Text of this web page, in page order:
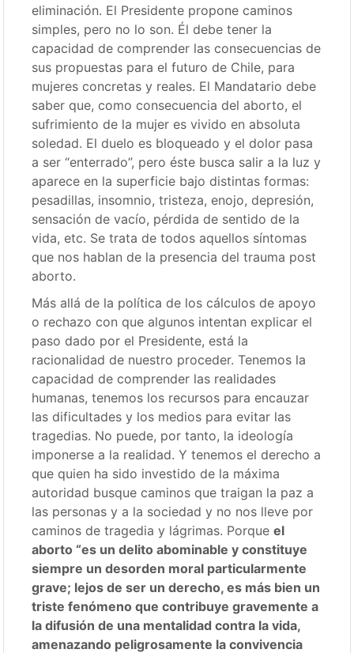
eliminación. El Presidente propone caminos
simples, pero no lo son. Él debe tener la
capacidad de comprender las consecuencias de
sus propuestas para el futuro de Chile, para
mujeres concretas y reales. El Mandatario debe
saber que, como consecuencia del aborto, el
sufrimiento de la mujer es vivido en absoluta
soledad. El duelo es bloqueado y el dolor pasa
a ser “enterrado”, pero éste busca salir a la luz y
aparece en la superficie bajo distintas formas:
pesadillas, insomnio, tristeza, enojo, depresión,
sensación de vacío, pérdida de sentido de la
vida, etc. Se trata de todos aquellos síntomas
que nos hablan de la presencia del trauma post
aborto.
Más allá de la política de los cálculos de apoyo
o rechazo con que algunos intentan explicar el
paso dado por el Presidente, está la
racionalidad de nuestro proceder. Tenemos la
capacidad de comprender las realidades
humanas, tenemos los recursos para encauzar
las dificultades y los medios para evitar las
tragedias. No puede, por tanto, la ideología
imponerse a la realidad. Y tenemos el derecho a
que quien ha sido investido de la máxima
autoridad busque caminos que traigan la paz a
las personas y a la sociedad y no nos lleve por
caminos de tragedia y lágrimas. Porqueel
aborto “es un delito abominable y constituye
siempre un desorden moral particularmente
grave; lejos de ser un derecho, es más bien un
triste fenómeno que contribuye gravemente a
la difusión de una mentalidad contra la vida,
amenazando peligrosamente la convivencia